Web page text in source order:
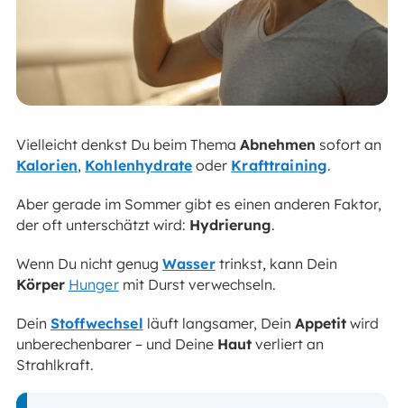
Vielleicht denkst Du beim Thema Abnehmen sofort an
Kalorien, Kohlenhydrate oder Krafttraining.
Aber gerade im Sommer gibt es einen anderen Faktor,
der oft unterschätzt wird: Hydrierung.
Wenn Du nicht genug Wassertrinkst, kann Dein
Körper Hungermit Durst verwechseln.
Dein Stoffwechsel läuft langsamer, Dein Appetitwird
unberechenbarer – und Deine Hautverliert an
Strahlkraft.